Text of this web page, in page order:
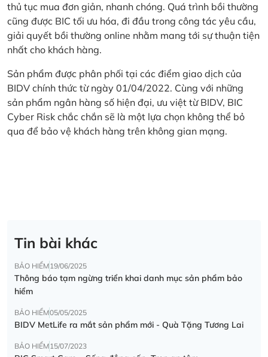
thủ tục mua đơn giản, nhanh chóng. Quá trình bồi thường
cũng được BIC tối ưu hóa, đi đầu trong công tác yêu cầu,
giải quyết bồi thường online nhằm mang tới sự thuận tiện
nhất cho khách hàng.
Sản phẩm được phân phối tại các điểm giao dịch của
BIDV chính thức từ ngày 01/04/2022. Cùng với những
sản phẩm ngân hàng số hiện đại, ưu việt từ BIDV, BIC
Cyber Risk chắc chắn sẽ là một lựa chọn không thể bỏ
qua để bảo vệ khách hàng trên không gian mạng.
Tin bài khác
BẢO HIỂM19/06/2025
Thông báo tạm ngừng triển khai danh mục sản phẩm bảo
hiểm
BẢO HIỂM05/05/2025
BIDV MetLife ra mắt sản phẩm mới - Quà Tặng Tương Lai
BẢO HIỂM15/07/2023